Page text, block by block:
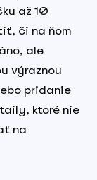
až 10
či na ňom
ale
výraznou
pridanie
ktoré nie
na